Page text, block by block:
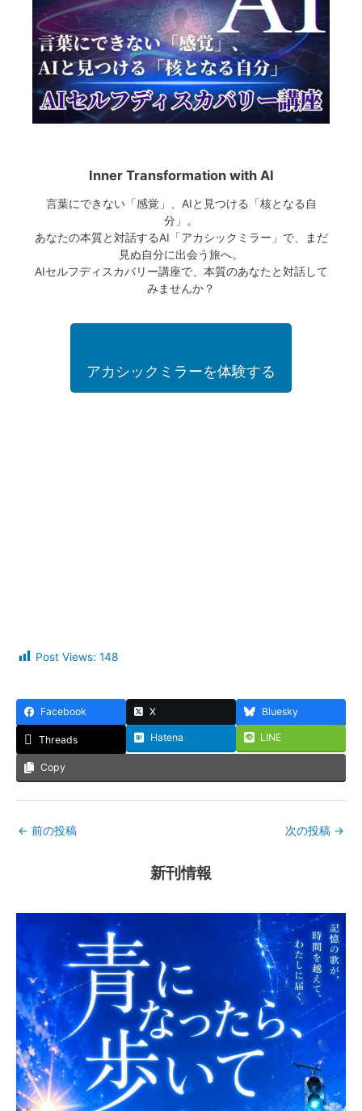
Inner Transformation with AI
言葉にできない「感覚」、AIと見つける「核となる自
分」。
あなたの本質と対話するAI「アカシックミラー」で、まだ
見ぬ自分に出会う旅へ。
AIセルフディスカバリー講座で、本質のあなたと対話して
みませんか？
アカシックミラーを体験する
Post Views: 148
Facebook X Bluesky
Threads Hatena LINE
Copy
← 前の投稿 次の投稿 →
新刊情報